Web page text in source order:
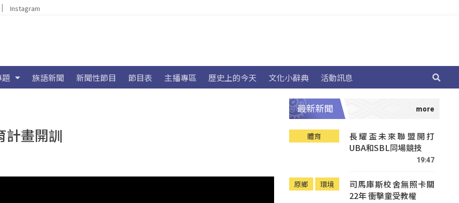
Instagram
題 族語新聞 新聞性節目 節目表 主播專區 歷史上的今天 文化小辭典 活動訊息
計畫開訓
最新新聞
體育
長耀盃未來聯盟開打
UBA和SBL同場競技
19:47
原鄉 環境
司馬庫斯校舍無照卡關
22年 衝擊童受教權